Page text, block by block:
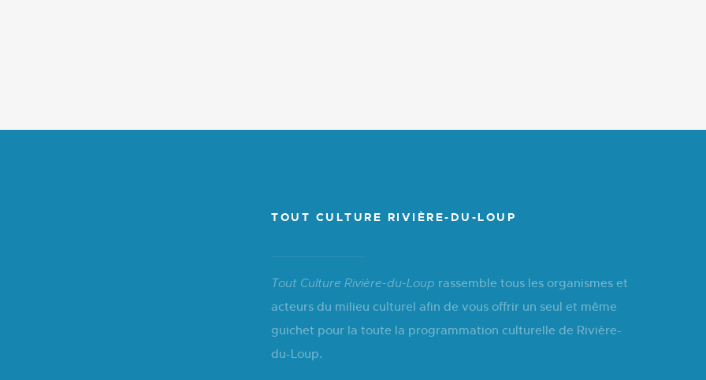
TOUT CULTURE RIVIÈRE-DU-LOUP
Tout Culture Rivière-du-Loup rassemble tous les organismes et
acteurs du milieu culturel afin de vous offrir un seul et même
guichet pour la toute la programmation culturelle de Rivière-
du-Loup.